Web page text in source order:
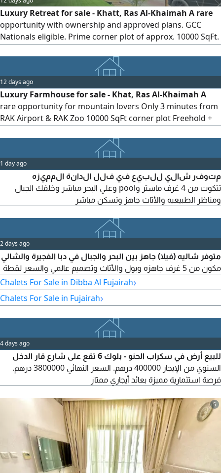
Luxury Retreat for sale - Khatt, Ras Al-Khaimah A rare
opportunity with ownership and approved plans. GCC
Nationals eligible. Prime corner plot of approx. 10000 SqFt.
Airport. Features 3 master bedrooms, Majlis, private
heated pool, mountain views, outdoor seating, BBQ area,
kids'play area, and premium furnishings. Reinforced
constructio
12 days ago
Luxury Farmhouse for sale - Khat, Ras Al-Khaimah A
rare opportunity for mountain lovers Only 3 minutes from
RAK Airport & RAK Zoo 10000 SqFt corner plot Freehold +
Private pool with waterfall, outdoor seating & BBQ area
fully furnished & ready to move in Reinforced structure
with completion certificate
1 day ago
متوفر شالي للبيع في فلل الدانة المميزه
تتكوت من 4 غرف ماستر وpool وعلي البحر مباشر وخلفك الجبال
ومناظر الطبيعيه والأثاث جاهز وتسكن مباشر
2 days ago
متوفر شاليه (فيلا) جاهز بين البحر والجبال في دبا الفجيرة والشالي
مكون من 5 غرف جاهزه وبول والأثاث وتصميم عالمي والسعر لقطة
Chalets For Sale in Dibba Al Fujairah›
Chalets For Sale in Fujairah›
4 days ago
للبيع أرض في سكراب الحنو - بلوك 6 تقع على شارع قار الدخل
السنوي من الإيجار 400000 درهم. السعر النهائي 3800000 درهم.
فرصة استثمارية مميزة بعائد أيجاري ممتاز
5